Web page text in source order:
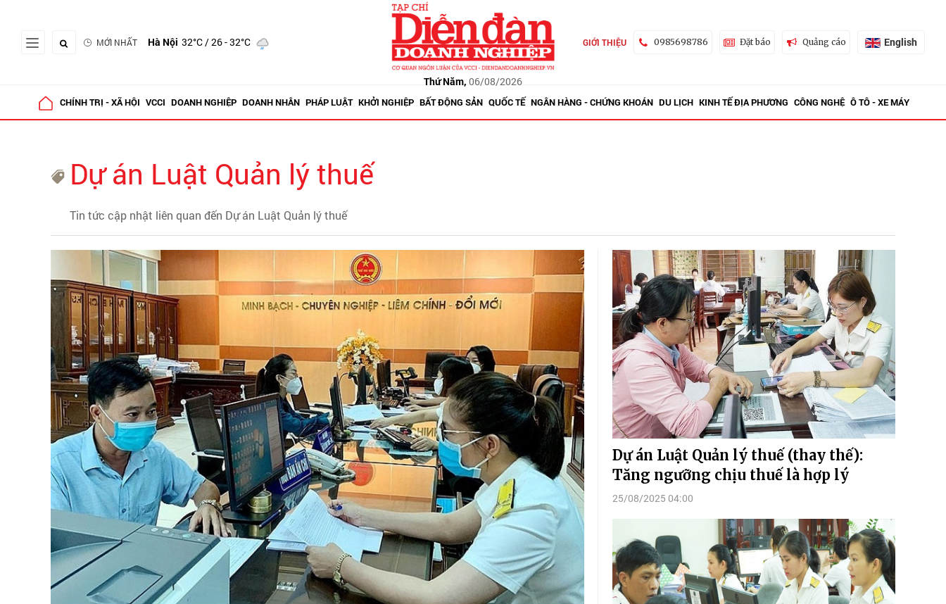
MỚI NHẤT Hà Nội 32°C/ 26 - 32°C
Thứ Năm, 06/08/2026
GIỚI THIỆU 0985698786 Đặt báo Quảng cáo English
CHÍNH TRỊ - XÃ HỘI VCCI DOANH NGHIỆP DOANH NHÂN PHÁP LUẬT KHỞI NGHIỆP BẤT ĐỘNG SẢN QUỐC TẾ NGÂN HÀNG - CHỨNG KHOÁN DU LỊCH KINH TẾ ĐỊA PHƯƠNG CÔNG NGHỆ Ô TÔ - XE MÁY
Dự án Luật Quản lý thuế
Tin tức cập nhật liên quan đến Dự án Luật Quản lý thuế
Dự án Luật Quản lý thuế (thay thế):
Tăng ngưỡng chịu thuế là hợp lý
25/08/2025 04:00